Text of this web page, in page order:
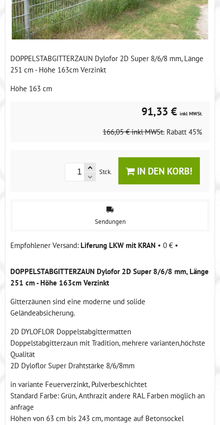
DOPPELSTABGITTERZAUN Dylofor 2D Super 8/6/8 mm, Länge
251 cm - Höhe 163cm Verzinkt
Höhe 163 cm
91,33 € inkl MWSt.
166,05 € inkl MWSt. Rabatt 45%
Stck. IN DEN KORB!
Sendungen
Liferung LKW mit KRAN • 0 € •
DOPPELSTABGITTERZAUN Dylofor 2D Super 8/6/8 mm, Länge
251 cm - Höhe 163cm Verzinkt
Gitterzäunen sind eine moderne und solide
Geländeabsicherung.
2D DYLOFLOR Doppelstabgittermatten
Doppelstabgitterzaun mit Tradition, mehrere varianten,höchste
Qualität
2D Dyloflor Super Drahtstärke 8/6/8mm
in variante Feuerverzinkt, Pulverbeschichtet
Standard Farbe: Grün, Anthrazit andere RAL Farben möglich an
anfrage
Höhen von 63 cm bis 243 cm, montage auf Betonsockel